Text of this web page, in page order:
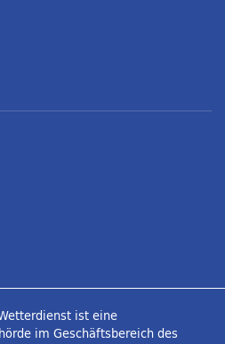
ist eine
im Geschäftsbereich des